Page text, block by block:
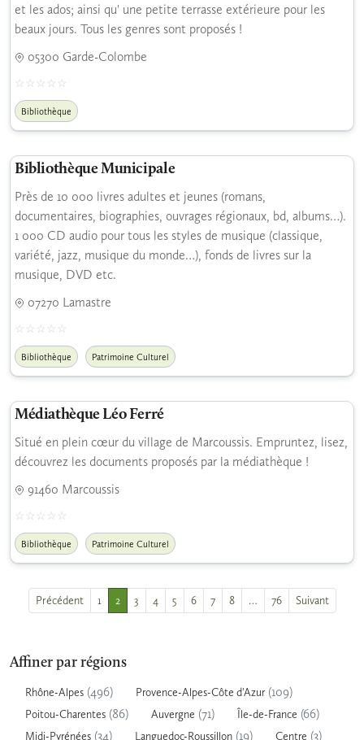
Affiner par régions
Rhône-Alpes (496) Provence-Alpes-Côte d'Azur(109)
Poitou-Charentes (86) Auvergne (71) Île-de-France (66)
Midi-Pyrénées (34) Languedoc-Roussillon (19) Centre (3)
et les ados; ainsi qu' une petite terrasse extérieure pour les
beaux jours. Tous les genres sont proposés !
05300 Garde-Colombe
Bibliothèque
Bibliothèque Municipale
Près de 10 000 livres adultes et jeunes (romans,
documentaires, biographies, ouvrages régionaux, bd, albums…).
1 000 CD audio pour tous les styles de musique (classique,
variété, jazz, musique du monde…), fonds de livres sur la
musique, DVD etc.
07270 Lamastre
Bibliothèque Patrimoine Culturel
Médiathèque Léo Ferré
Situé en plein cœur du village de Marcoussis. Empruntez, lisez,
découvrez les documents proposés par la médiathèque !
91460 Marcoussis
Bibliothèque Patrimoine Culturel
Précédent 1 2 3 4 5 6 7 8 … 76 Suivant